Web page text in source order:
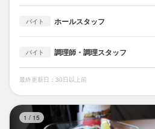
バイト ホールスタッフ
バイト 調理師・調理スタッフ
最終更新日：30日以上前
1 / 15